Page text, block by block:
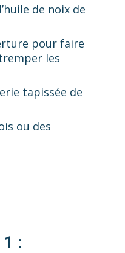
de noix de
pour faire
les
tapissée de
ou des
: